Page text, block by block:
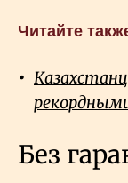
Читайте
Без